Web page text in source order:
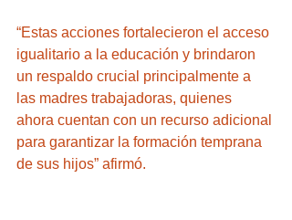
“Estas acciones fortalecieron el acceso
igualitario a la educación y brindaron
un respaldo crucial principalmente a
las madres trabajadoras, quienes
ahora cuentan con un recurso adicional
para garantizar la formación temprana
de sus hijos” afirmó.